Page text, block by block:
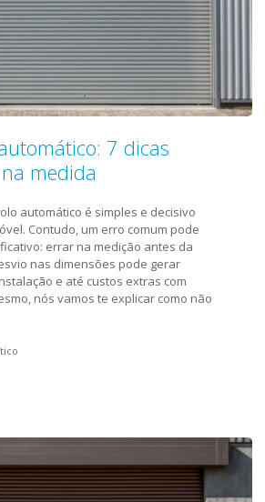
7 dicas
medida
automático é simples e decisivo
Contudo, um erro comum pode
errar na medição antes da
nas dimensões pode gerar
e até custos extras com
nós vamos te explicar como não